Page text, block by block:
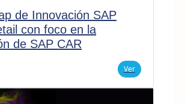
de Innovación SAP
con foco en la
de SAP CAR
Ver